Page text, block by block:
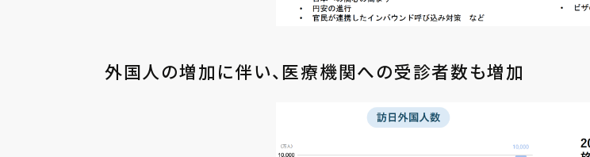
外国⼈の増加に伴い、医療機関への受診者数も増加